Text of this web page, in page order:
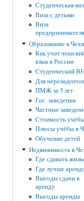
Студенческая
Виза с детьми
Виза
предпринимателя
Образование в
Как учат
язык в России
Студенческий
Для
ПМЖ за 5 лет
Гос. заведения
Частные
Стоимость
Плюсы учёбы в
Обучение детей
Недвижимость в
Где сдавать
Где лучше
Выгоды сдачи в
аренду
Выгоды аренды